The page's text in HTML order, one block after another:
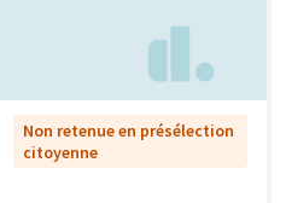
Non retenue en présélection
citoyenne